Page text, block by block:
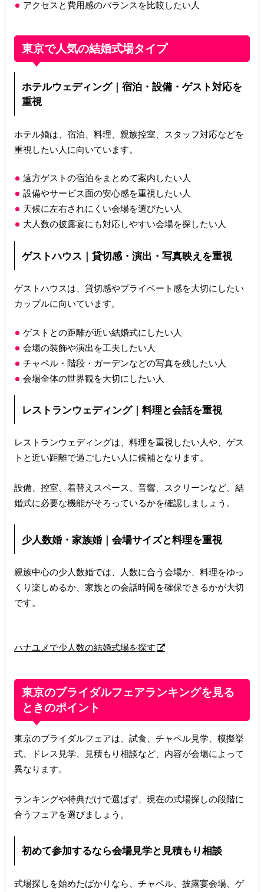
アクセスと費用感のバランスを比較したい人
東京で人気の結婚式場タイプ
ホテルウェディング｜宿泊・設備・ゲスト対応を
重視
ホテル婚は、宿泊、料理、親族控室、スタッフ対応などを
重視したい人に向いています。
遠方ゲストの宿泊をまとめて案内したい人
設備やサービス面の安心感を重視したい人
天候に左右されにくい会場を選びたい人
大人数の披露宴にも対応しやすい会場を探したい人
ゲストハウス｜貸切感・演出・写真映えを重視
ゲストハウスは、貸切感やプライベート感を大切にしたい
カップルに向いています。
ゲストとの距離が近い結婚式にしたい人
会場の装飾や演出を工夫したい人
チャペル・階段・ガーデンなどの写真を残したい人
会場全体の世界観を大切にしたい人
レストランウェディング｜料理と会話を重視
レストランウェディングは、料理を重視したい人や、ゲス
トと近い距離で過ごしたい人に候補となります。
設備、控室、着替えスペース、音響、スクリーンなど、結
婚式に必要な機能がそろっているかを確認しましょう。
少人数婚・家族婚｜会場サイズと料理を重視
親族中心の少人数婚では、人数に合う会場か、料理をゆっ
くり楽しめるか、家族との会話時間を確保できるかが大切
です。
ハナユメで少人数の結婚式場を探す
東京のブライダルフェアランキングを見る
ときのポイント
東京のブライダルフェアは、試食、チャペル見学、模擬挙
式、ドレス見学、見積もり相談など、内容が会場によって
異なります。
ランキングや特典だけで選ばず、現在の式場探しの段階に
合うフェアを選びましょう。
初めて参加するなら会場見学と見積もり相談
式場探しを始めたばかりなら、チャペル、披露宴会場、ゲ